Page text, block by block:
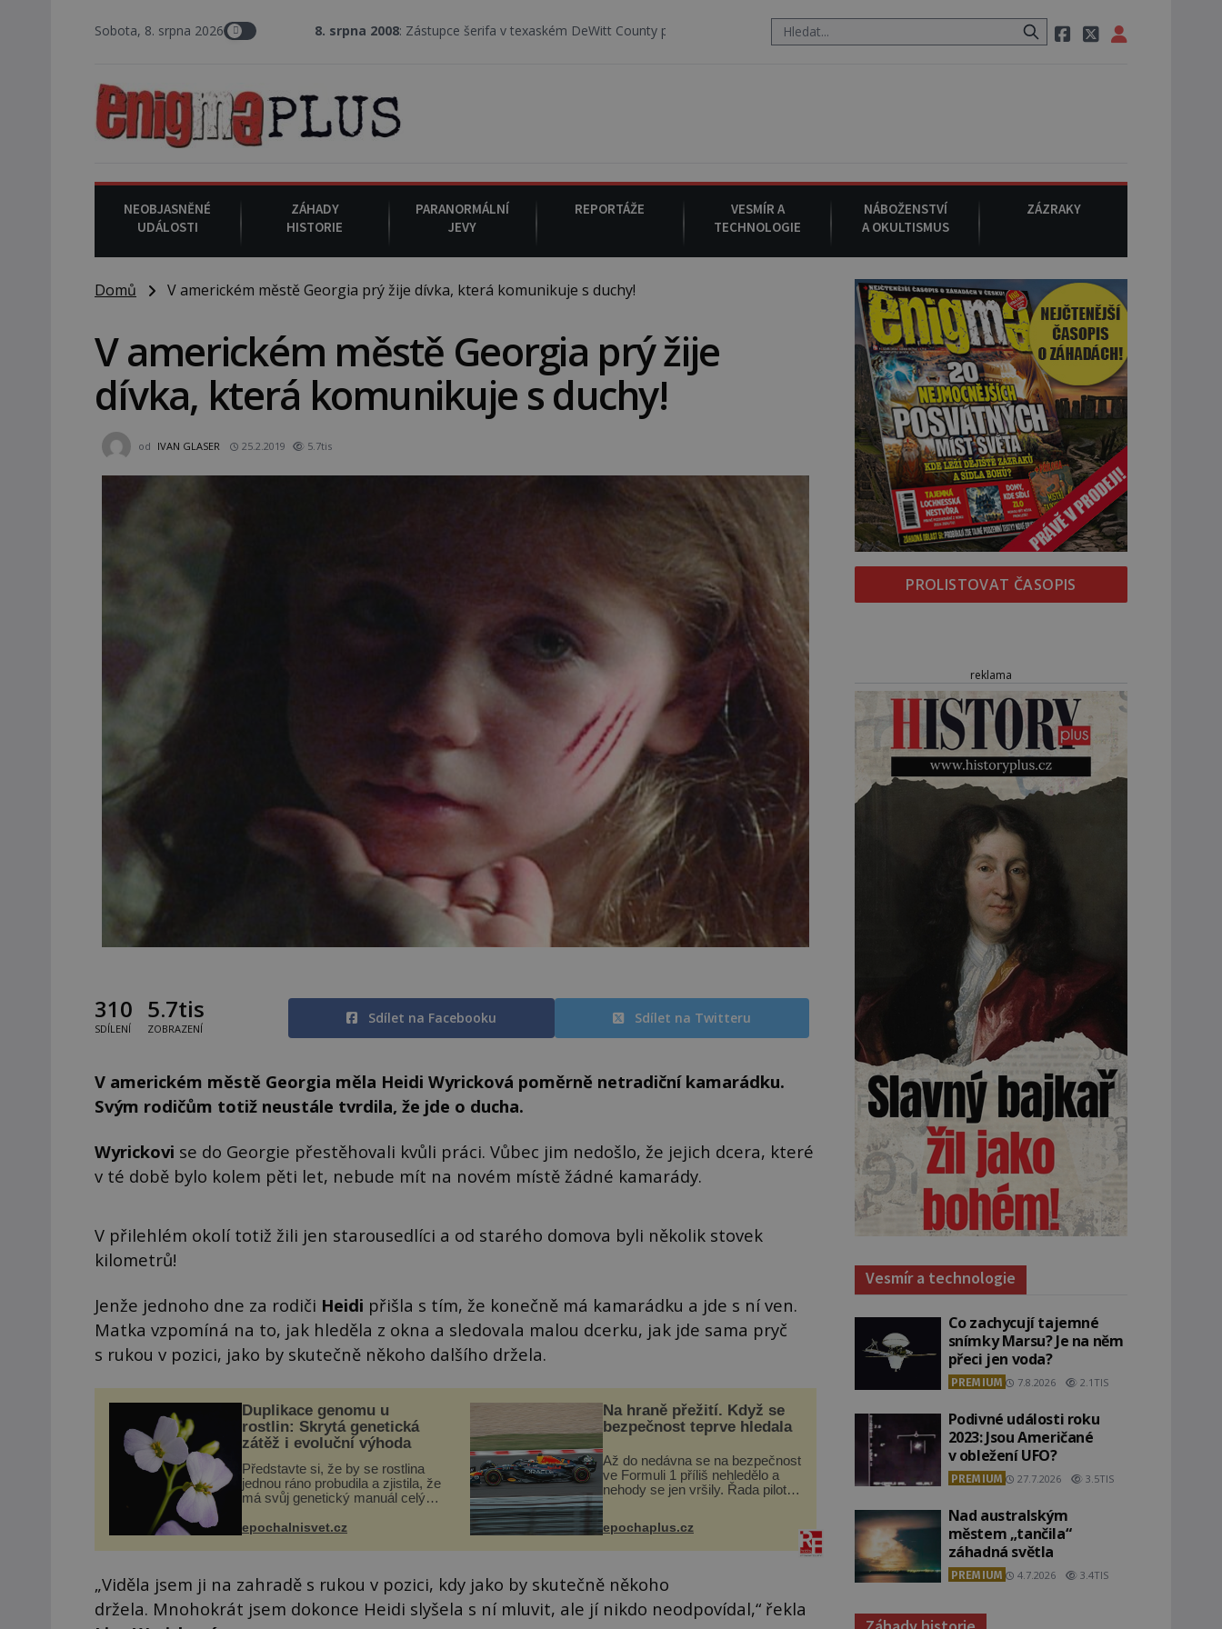
Sobota, 8. srpna 20268. srpna 2008 : Zástupce šerifa v texaském DeWitt County pořizuje video, na kterém před jeho vozem po cestě utíká zvláštní psovitá šelma, údajně bájná čupakabra.
NEOBJASNĚNÉ
UDÁLOSTI
ZÁHADY
HISTORIE
PARANORMÁLNÍ
JEVY
REPORTÁŽE
VESMÍR A
TECHNOLOGIE
NÁBOŽENSTVÍ
A OKULTISMUS
ZÁZRAKY
Domů V americkém městě Georgia prý žije dívka, která komunikuje s duchy!
V americkém městě Georgia prý žije
dívka, která komunikuje s duchy!
od IVAN GLASER 25.2.2019 5.7tis
310
SDÍLENÍ
5.7tis
ZOBRAZENÍ
Sdílet na Facebooku Sdílet na Twitteru
V americkém městě Georgia měla Heidi Wyricková poměrně netradiční kamarádku.
Svým rodičům totiž neustále tvrdila, že jde o ducha.
Wyrickovi se do Georgie přestěhovali kvůli práci. Vůbec jim nedošlo, že jejich dcera, které
v té době bylo kolem pěti let, nebude mít na novém místě žádné kamarády.
V přilehlém okolí totiž žili jen starousedlíci a od starého domova byli několik stovek
kilometrů!
Jenže jednoho dne za rodiči Heidi přišla s tím, že konečně má kamarádku a jde s ní ven.
Matka vzpomíná na to, jak hleděla z okna a sledovala malou dcerku, jak jde sama pryč
s rukou v pozici, jako by skutečně někoho dalšího držela.
Duplikace genomu u
rostlin: Skrytá genetická
zátěž i evoluční výhoda
Představte si, že by se rostlina
jednou ráno probudila a zjistila, že
má svůj genetický manuál celý
přírodě stane – a podle nového
vstupenka...
epochalnisvet.cz
Na hraně přežití. Když se
bezpečnost teprve hledala
Až do nedávna se na bezpečnost
ve Formuli 1 příliš nehledělo a
nehody se jen vršily. Řada pilotů
i ztrátou života. Dnes
nepochopiteln...
epochaplus.cz
„Viděla jsem ji na zahradě s rukou v pozici, kdy jako by skutečně někoho
držela. Mnohokrát jsem dokonce Heidi slyšela s ní mluvit, ale jí nikdo neodpovídal,“ řekla
PROLISTOVAT ČASOPIS
reklama
Vesmír a technologie
Co zachycují tajemné
snímky Marsu? Je na něm
přeci jen voda?
PREMIUM 7.8.2026 2.1TIS
Podivné události roku
2023: Jsou Američané
v obležení UFO?
PREMIUM 27.7.2026 3.5TIS
Nad australským
městem „tančila“
záhadná světla
PREMIUM 4.7.2026 3.4TIS